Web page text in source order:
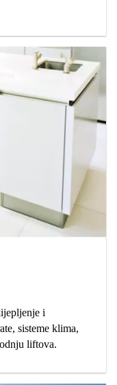
i
sisteme klima,
liftova.